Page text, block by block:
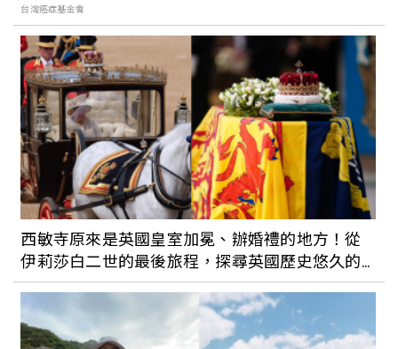
台灣癌症基金會
西敏寺原來是英國皇室加冕、辦婚禮的地方！從
伊莉莎白二世的最後旅程，探尋英國歷史悠久的
皇室建築背後故事